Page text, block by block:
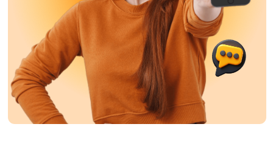
Позвоните нам и получите
консультацию
по вопросу возврата.
Позвонить нам